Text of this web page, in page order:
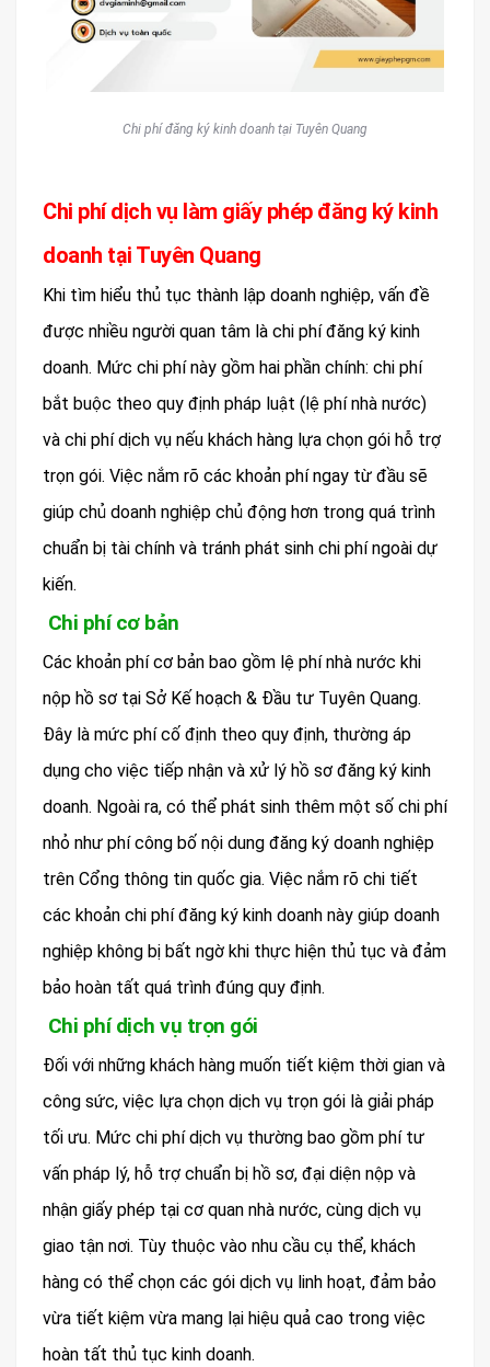
Chi phí đăng ký kinh doanh tại Tuyên Quang
Chi phí dịch vụ làm giấy phép đăng ký kinh
doanh tại Tuyên Quang
Khi tìm hiểu thủ tục thành lập doanh nghiệp, vấn đề
được nhiều người quan tâm là chi phí đăng ký kinh
doanh. Mức chi phí này gồm hai phần chính: chi phí
bắt buộc theo quy định pháp luật (lệ phí nhà nước)
và chi phí dịch vụ nếu khách hàng lựa chọn gói hỗ trợ
trọn gói. Việc nắm rõ các khoản phí ngay từ đầu sẽ
giúp chủ doanh nghiệp chủ động hơn trong quá trình
chuẩn bị tài chính và tránh phát sinh chi phí ngoài dự
kiến.
Chi phí cơ bản
Các khoản phí cơ bản bao gồm lệ phí nhà nước khi
nộp hồ sơ tại Sở Kế hoạch & Đầu tư Tuyên Quang.
Đây là mức phí cố định theo quy định, thường áp
dụng cho việc tiếp nhận và xử lý hồ sơ đăng ký kinh
doanh. Ngoài ra, có thể phát sinh thêm một số chi phí
nhỏ như phí công bố nội dung đăng ký doanh nghiệp
trên Cổng thông tin quốc gia. Việc nắm rõ chi tiết
các khoản chi phí đăng ký kinh doanh này giúp doanh
nghiệp không bị bất ngờ khi thực hiện thủ tục và đảm
bảo hoàn tất quá trình đúng quy định.
Chi phí dịch vụ trọn gói
Đối với những khách hàng muốn tiết kiệm thời gian và
công sức, việc lựa chọn dịch vụ trọn gói là giải pháp
tối ưu. Mức chi phí dịch vụ thường bao gồm phí tư
vấn pháp lý, hỗ trợ chuẩn bị hồ sơ, đại diện nộp và
nhận giấy phép tại cơ quan nhà nước, cùng dịch vụ
giao tận nơi. Tùy thuộc vào nhu cầu cụ thể, khách
hàng có thể chọn các gói dịch vụ linh hoạt, đảm bảo
vừa tiết kiệm vừa mang lại hiệu quả cao trong việc
hoàn tất thủ tục kinh doanh.